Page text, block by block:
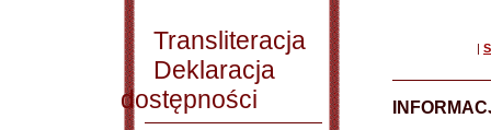
Transliteracja
Deklaracja
dostępności
|